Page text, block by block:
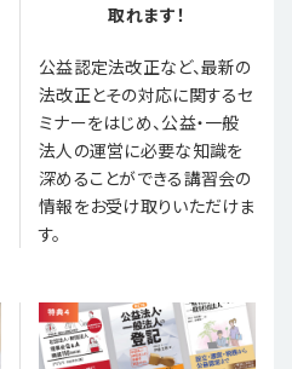
取れます！
公益認定法改正など、最新の
法改正とその対応に関するセ
ミナーをはじめ、公益・一般
法人の運営に必要な知識を
深めることができる講習会の
情報をお受け取りいただけま
す。